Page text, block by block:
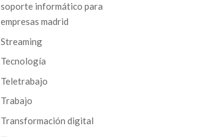
soporte informático para
empresas madrid
Streaming
Tecnología
Teletrabajo
Trabajo
Transformación digital